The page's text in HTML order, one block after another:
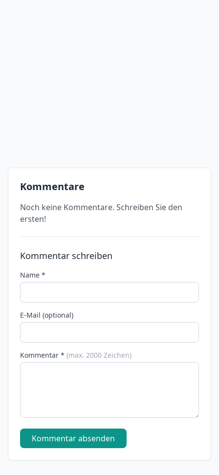
Kommentare
Noch keine Kommentare. Schreiben Sie den
ersten!
Kommentar schreiben
Name *
E-Mail (optional)
Kommentar * (max. 2000 Zeichen)
Kommentar absenden